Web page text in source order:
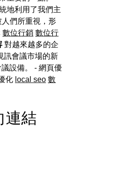
地利用了我們主
們所重視，形
數位行銷 數位行
對越來越多的企
訊會議市場的新
設備。 - 網頁優
化 local seo 數
連結